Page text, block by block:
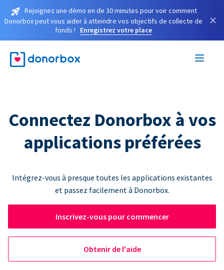
Rejoignez une démo en de 30 minutes pour voir comment
Donorbox peut vous aider à atteindre vos objectifs de collecte de
fonds !
Enregistrez votre place
×
Connectez Donorbox à vos
applications préférées
Intégrez-vous à presque toutes les applications existantes
et passez facilement à Donorbox.
Inscrivez-vous pour commencer
Obtenir de l'aide